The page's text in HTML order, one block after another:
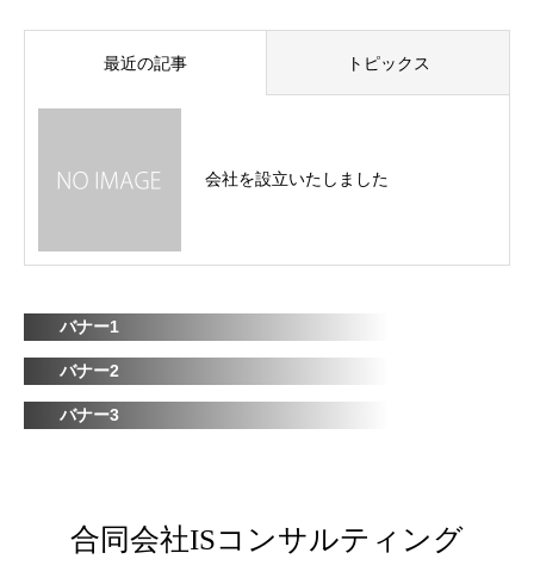
最近の記事 トピックス
会社を設立いたしました
バナー1
バナー2
バナー3
合同会社ISコンサルティング